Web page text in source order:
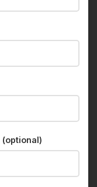
(optional)